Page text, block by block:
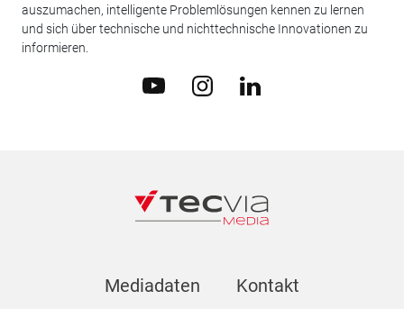
auszumachen, intelligente Problemlösungen kennen zu lernen
und sich über technische und nichttechnische Innovationen zu
informieren.
Mediadaten Kontakt